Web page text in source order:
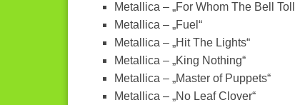
Metallica – „For Whom The Bell
Metallica – „Fuel“
Metallica – „Hit The Lights“
Metallica – „King Nothing“
Metallica – „Master of Puppets“
Metallica – „No Leaf Clover“